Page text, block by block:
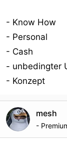
wieviel Geld
glaube, allein
dreistelligen
funzt, aber
- Know How
- Personal
- Cash
- unbedingter
- Konzept
mesh
-